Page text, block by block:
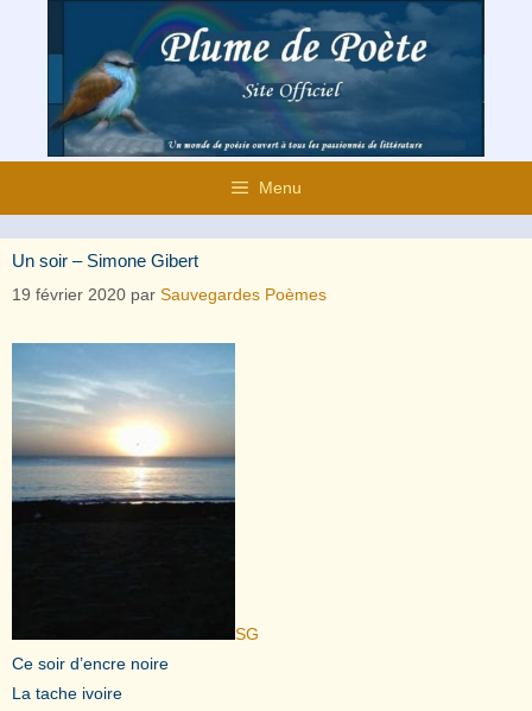
contenu
Menu
Un soir – Simone Gibert
19 février 2020 par Sauvegardes Poèmes
SG
Ce soir d’encre noire
La tache ivoire